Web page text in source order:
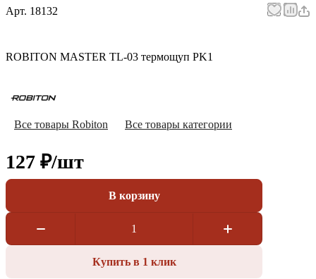
Арт. 18132
ROBITON MASTER TL-03 термощуп PK1
Все товары Robiton Все товары категории
127 ₽/шт
В корзину
Купить в 1 клик